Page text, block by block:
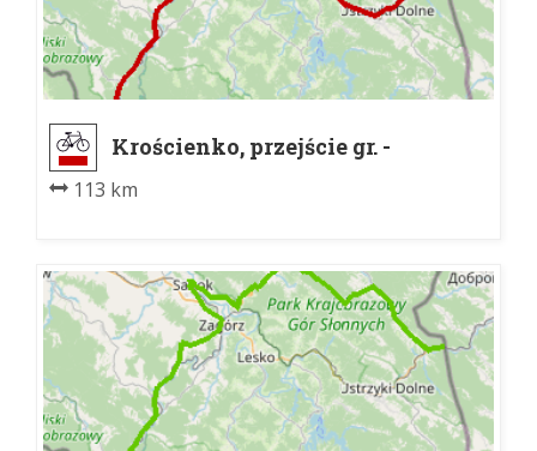
Krościenko, przejście gr. -
Laborecký priesmyk
113 km